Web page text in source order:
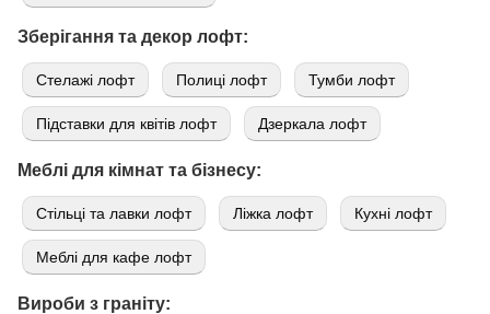
Зберігання та декор лофт:
Стелажі лофт Полиці лофт Тумби лофт
Підставки для квітів лофт Дзеркала лофт
Меблі для кімнат та бізнесу:
Стільці та лавки лофт Ліжка лофт Кухні лофт
Меблі для кафе лофт
Вироби з граніту: